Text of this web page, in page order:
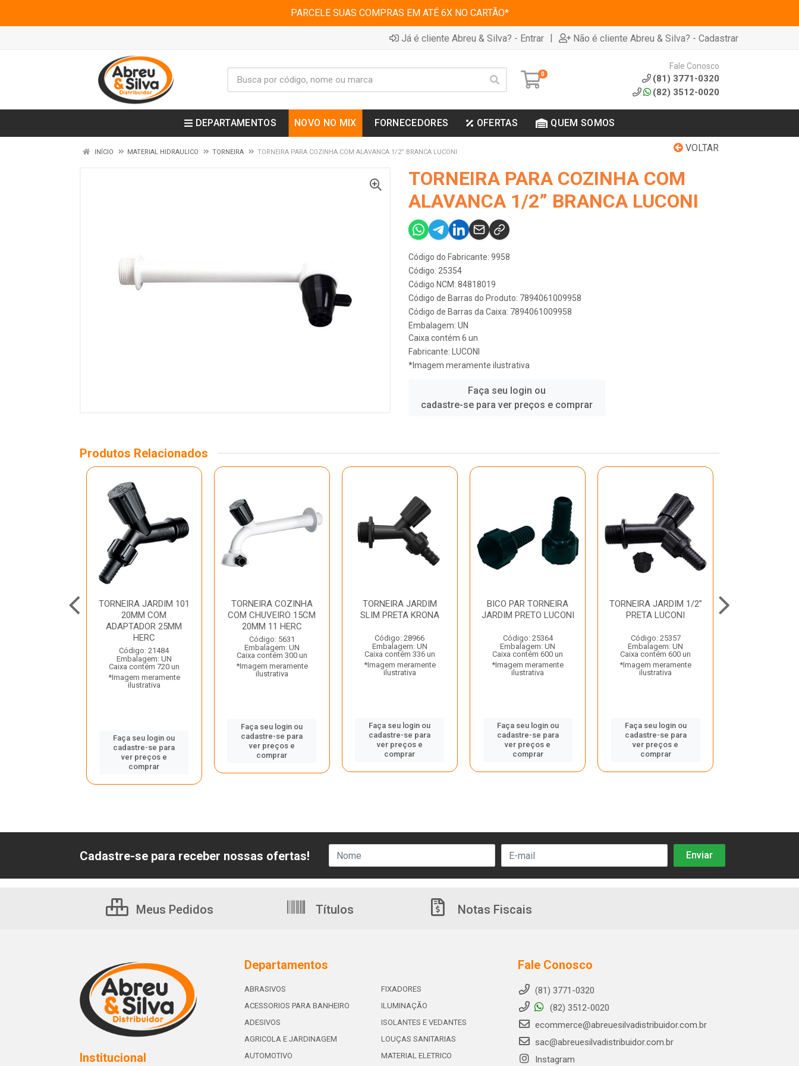
PARCELE SUAS COMPRAS EM ATÉ 6X NO CARTÃO*
Já é cliente Abreu & Silva? - Entrar | Não é cliente Abreu & Silva? - Cadastrar
0
Fale Conosco
(81) 3771-0320
(82) 3512-0020
DEPARTAMENTOS NOVO NO MIX FORNECEDORES OFERTAS QUEM SOMOS
VOLTAR
INÍCIO MATERIAL HIDRAULICO TORNEIRA TORNEIRA PARA COZINHA COM ALAVANCA 1/2” BRANCA LUCONI
TORNEIRA PARA COZINHA COM
ALAVANCA 1/2” BRANCA LUCONI
Código do Fabricante: 9958
Código: 25354
Código NCM: 84818019
Código de Barras do Produto: 7894061009958
Código de Barras da Caixa: 7894061009958
Embalagem: UN
Caixa contém 6 un
Fabricante:
LUCONI
*Imagem meramente ilustrativa
Faça seu login ou
cadastre-se para ver preços e comprar
Produtos Relacionados
TORNEIRA JARDIM 101
20MM COM
ADAPTADOR 25MM
HERC
Código: 21484
Embalagem: UN
Caixa contém 720 un
*Imagem meramente
ilustrativa
Faça seu login ou
cadastre-se para
ver preços e
comprar
TORNEIRA COZINHA
COM CHUVEIRO 15CM
20MM 11 HERC
Código: 5631
Embalagem: UN
Caixa contém 300 un
*Imagem meramente
ilustrativa
Faça seu login ou
cadastre-se para
ver preços e
comprar
TORNEIRA JARDIM
SLIM PRETA KRONA
Código: 28966
Embalagem: UN
Caixa contém 336 un
*Imagem meramente
ilustrativa
Faça seu login ou
cadastre-se para
ver preços e
comprar
BICO PAR TORNEIRA
JARDIM PRETO LUCONI
Código: 25364
Embalagem: UN
Caixa contém 600 un
*Imagem meramente
ilustrativa
Faça seu login ou
cadastre-se para
ver preços e
comprar
TORNEIRA JARDIM 1/2”
PRETA LUCONI
Código: 25357
Embalagem: UN
Caixa contém 600 un
*Imagem meramente
ilustrativa
Faça seu login ou
cadastre-se para
ver preços e
comprar
Cadastre-se para receber nossas ofertas!
Meus Pedidos Títulos Notas Fiscais
Institucional
Departamentos
ABRASIVOS
ACESSORIOS PARA BANHEIRO
ADESIVOS
AGRICOLA E JARDINAGEM
AUTOMOTIVO
FIXADORES
ILUMINAÇÃO
ISOLANTES E VEDANTES
LOUÇAS SANITARIAS
MATERIAL ELETRICO
Fale Conosco
(81) 3771-0320
(82) 3512-0020
ecommerce@abreuesilvadistribuidor.com.br
sac@abreuesilvadistribuidor.com.br
Instagram